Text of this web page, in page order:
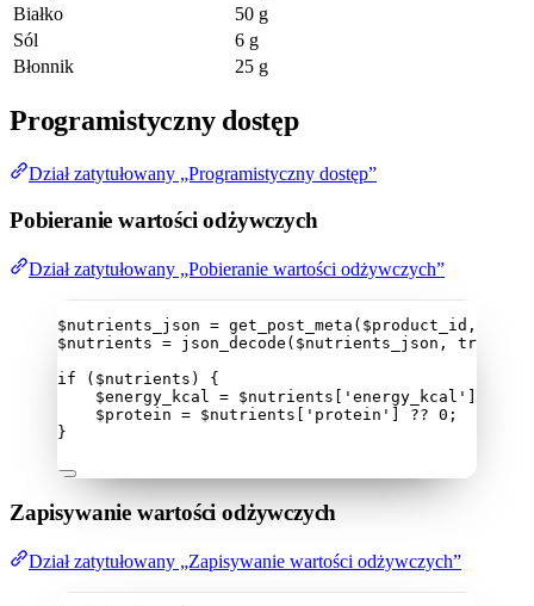
Białko
50 g
Sól
6 g
Błonnik
25 g
Programistyczny dostęp
Dział zatytułowany „Programistyczny dostęp”
Pobieranie wartości odżywczych
Dział zatytułowany „Pobieranie wartości odżywczych”
$nutrients_json = get_post_meta ($product_id ,
$nutrients = json_decode ($nutrients_json , true
if ( $nutrients ) {
$energy_kcal
= $nutrients [ ' energy_kcal ' ]
$protein = $nutrients [ ' protein ' ] ?? 0 ;
}
Zapisywanie wartości odżywczych
Dział zatytułowany „Zapisywanie wartości odżywczych”